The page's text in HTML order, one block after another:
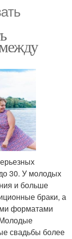
30. У молодых
и больше
браки, а
форматами
свадьбы более